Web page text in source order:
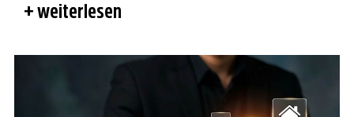
weiterlesen